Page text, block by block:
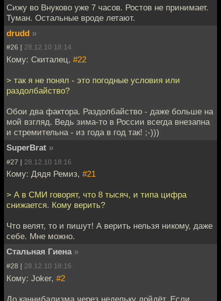
Сижу во Внуково уже 7 часов. Ростов не принимает.
Туман. Остальные вроде летают.
drudd »
#26 | 28.12.10 18:14
Кому: Скиталец, #22
> так я не понял - это погодные условия или
раздолбайство?
Обои два фактора. Раздолбайство - даже больше на
мой взгляд. Ведь зима-то в России всегда внезапна
и стремительна - из года в год так! ;-)))
SuperBrat »
#27 | 28.12.10 18:16
Кому: Дядя Ремиз, #21
> А в СМИ говорят, что 8 тысяч, и типа цифра
снижается. Кому верить?
Что велят, то и пишут! А верить нельзя никому, даже
себе. Мне можно.
Стальная Гиена »
#28 | 28.12.10 18:16
Кому: Joker, #2
До каннибализма через недельку дойдёт. Если